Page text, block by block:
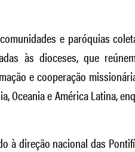
e paróquias
às dioceses, que
e cooperação
Oceania e América Latina,
à direção nacional das